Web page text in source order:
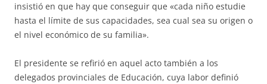
insistió en que hay que conseguir que «cada niño estudie
hasta el límite de sus capacidades, sea cual sea su origen o
el nivel económico de su familia».
El presidente se refirió en aquel acto también a los
delegados provinciales de Educación, cuya labor definió